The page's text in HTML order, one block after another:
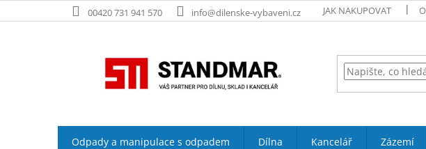
na
00420 731 941 570 info@dilenske-vybaveni.cz JAK NAKUPOVAT
Odpady a manipulace s odpadem Dílna Kancelář Zázemí